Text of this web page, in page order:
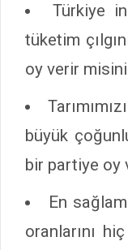
Türkiye
tüketim
oy verir
büyük
bir partiye oy
En
oranlarını